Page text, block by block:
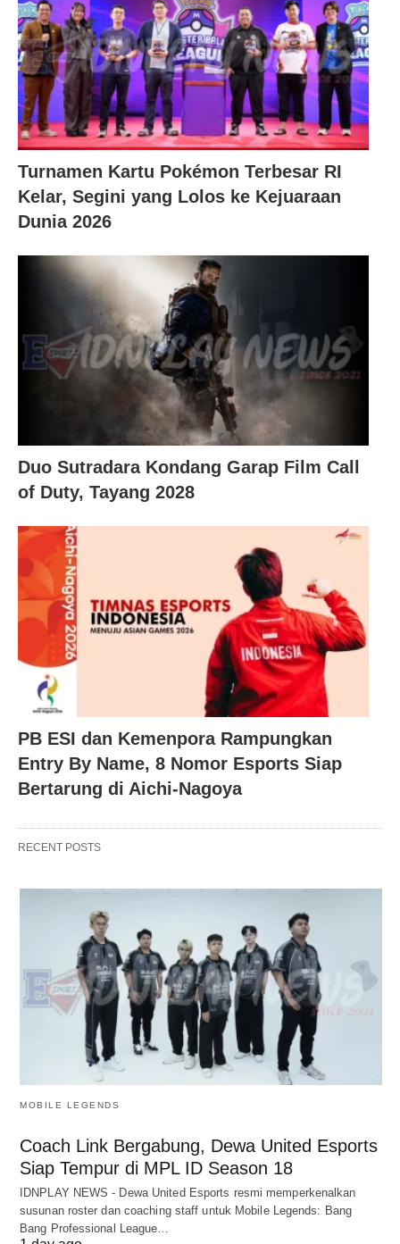
Turnamen Kartu Pokémon Terbesar RI
Kelar, Segini yang Lolos ke Kejuaraan
Dunia 2026
Duo Sutradara Kondang Garap Film Call
of Duty, Tayang 2028
PB ESI dan Kemenpora Rampungkan
Entry By Name, 8 Nomor Esports Siap
Bertarung di Aichi-Nagoya
RECENT POSTS
MOBILE LEGENDS
Coach Link Bergabung, Dewa United Esports
Siap Tempur di MPL ID Season 18
IDNPLAY NEWS - Dewa United Esports resmi memperkenalkan
susunan roster dan coaching staff untuk Mobile Legends: Bang
Bang Professional League…